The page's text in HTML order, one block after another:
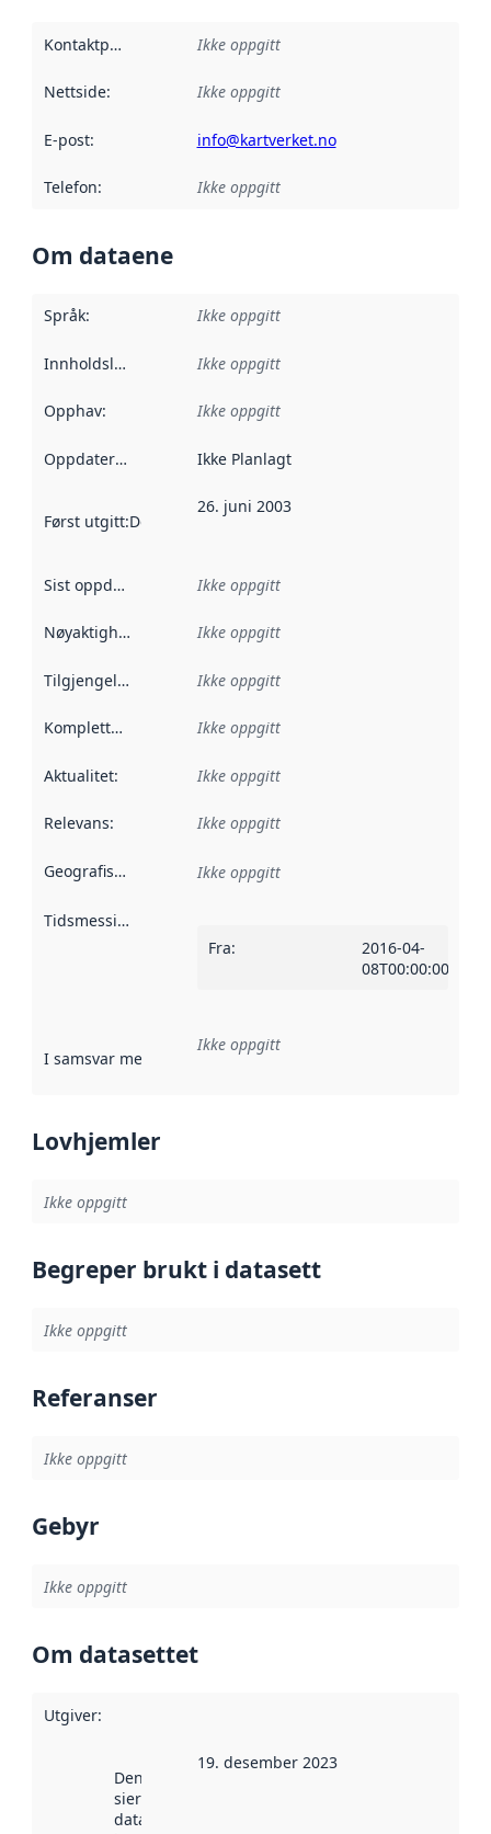
Kontaktpunkt Ikke oppgitt
Nettside: Ikke oppgitt
E-post: info@kartverket.no
Telefon: Ikke oppgitt
Om dataene
Språk: Ikke oppgitt
Innholdsleverandører :
Ikke oppgitt
Opphav: Ikke oppgitt
Oppdateringsfrekvens :
Ikke Planlagt
Først utgitt:Denne datoen sier når dataene i dette
26. juni 2003
Sist oppdatert Ikke oppgitt
Nøyaktighet Ikke oppgitt
Tilgjengelighet Ikke oppgitt
Kompletthet Ikke oppgitt
Aktualitet: Ikke oppgitt
Relevans: Ikke oppgitt
Geografisk avgrensning :
Ikke oppgitt
Tidsmessig avgrensning
Fra:
2016-04-
08T00:00:00Z
I samsvar med Referanse til en implementasjonsregel
Ikke oppgitt
Lovhjemler
Ikke oppgitt
Begreper brukt i datasett
Ikke oppgitt
Referanser
Ikke oppgitt
Gebyr
Ikke oppgitt
Om datasettet
Utgiver:
Denne datoen
sier når
datasettet ble
19. desember 2023